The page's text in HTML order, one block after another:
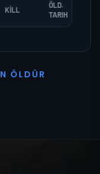
KILL
ÖLD.
TARIH
N Ö L D Ü R